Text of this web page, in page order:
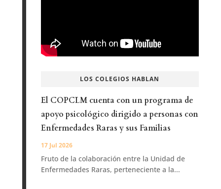
LOS COLEGIOS HABLAN
El COPCLM cuenta con un programa de
apoyo psicológico dirigido a personas con
Enfermedades Raras y sus Familias
17 Jul 2026
Fruto de la colaboración entre la Unidad de
Enfermedades Raras, perteneciente a la...